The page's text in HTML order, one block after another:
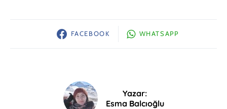
FACEBOOK WHATSAPP
Yazar:
Esma Balcıoğlu